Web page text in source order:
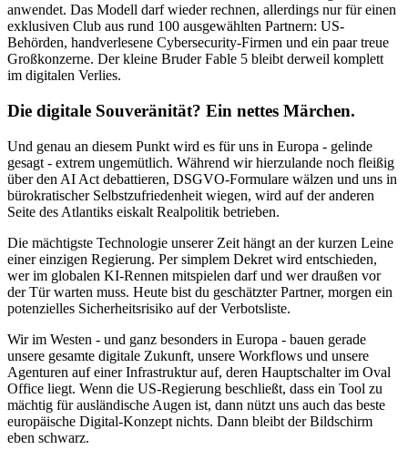
anwendet. Das Modell darf wieder rechnen, allerdings nur für einen
exklusiven Club aus rund 100 ausgewählten Partnern: US-
Behörden, handverlesene Cybersecurity-Firmen und ein paar treue
Großkonzerne. Der kleine Bruder Fable 5 bleibt derweil komplett
im digitalen Verlies.
Die digitale Souveränität? Ein nettes Märchen.
Und genau an diesem Punkt wird es für uns in Europa - gelinde
gesagt - extrem ungemütlich. Während wir hierzulande noch fleißig
über den AI Act debattieren, DSGVO-Formulare wälzen und uns in
bürokratischer Selbstzufriedenheit wiegen, wird auf der anderen
Seite des Atlantiks eiskalt Realpolitik betrieben.
Die mächtigste Technologie unserer Zeit hängt an der kurzen Leine
einer einzigen Regierung. Per simplem Dekret wird entschieden,
wer im globalen KI-Rennen mitspielen darf und wer draußen vor
der Tür warten muss. Heute bist du geschätzter Partner, morgen ein
potenzielles Sicherheitsrisiko auf der Verbotsliste.
Wir im Westen - und ganz besonders in Europa - bauen gerade
unsere gesamte digitale Zukunft, unsere Workflows und unsere
Agenturen auf einer Infrastruktur auf, deren Hauptschalter im Oval
Office liegt. Wenn die US-Regierung beschließt, dass ein Tool zu
mächtig für ausländische Augen ist, dann nützt uns auch das beste
europäische Digital-Konzept nichts. Dann bleibt der Bildschirm
eben schwarz.